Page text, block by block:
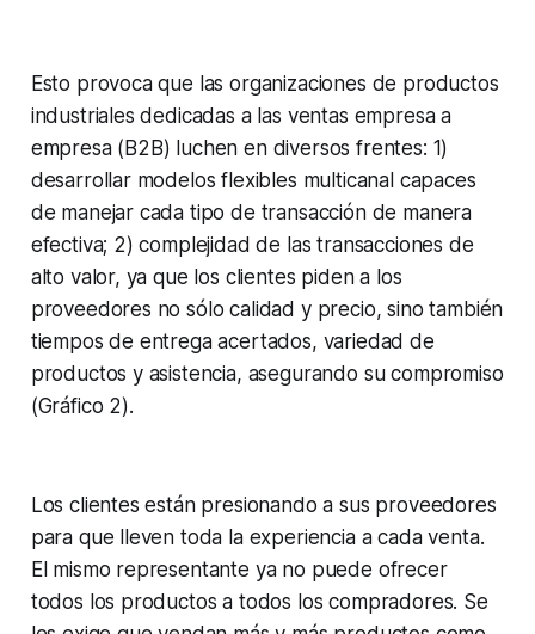
Esto provoca que las organizaciones de productos
industriales dedicadas a las ventas empresa a
empresa (B2B) luchen en diversos frentes: 1)
desarrollar modelos flexibles multicanal capaces
de manejar cada tipo de transacción de manera
efectiva; 2) complejidad de las transacciones de
alto valor, ya que los clientes piden a los
proveedores no sólo calidad y precio, sino también
tiempos de entrega acertados, variedad de
productos y asistencia, asegurando su compromiso
(Gráfico 2).
Los clientes están presionando a sus proveedores
para que lleven toda la experiencia a cada venta.
El mismo representante ya no puede ofrecer
todos los productos a todos los compradores. Se